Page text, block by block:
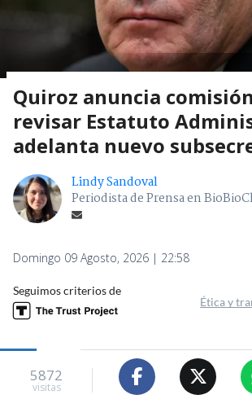
Quiroz anuncia
revisar Estatuto
adelanta nuevo
Lindy Sandoval
Periodista de Prensa en
Domingo 09 Agosto, 2026 | 22:58
Seguimos criterios de
Ética y
5872
visitas